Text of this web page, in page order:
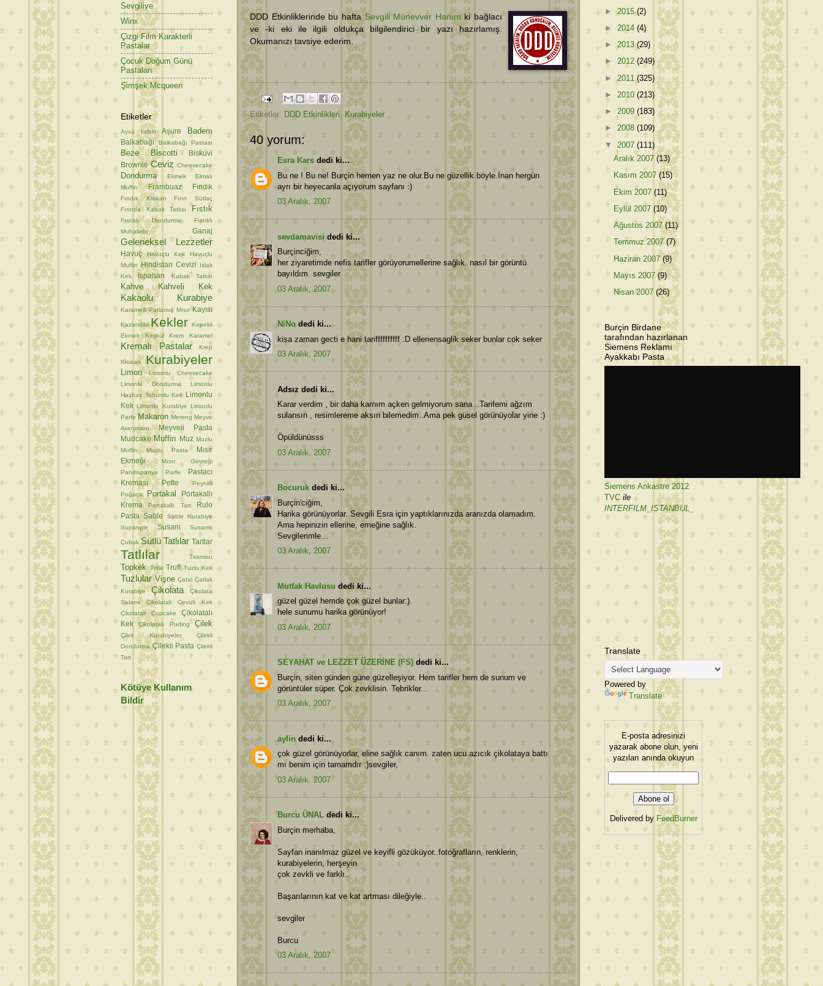
DDD Etkinliklerinde bu haftaSevgili Münevver Hanımki bağlacı
ve -ki eki ile ilgili oldukça bilgilendirici bir yazı hazırlamış.
Okumanızı tavsiye ederim.
Etiketler: DDD Etkinlikleri, Kurabiyeler
40 yorum:
Esra Kars dedi ki...
Bu ne ! Bu ne! Burçin hemen yaz ne olur.Bu ne güzellik böyle.İnan hergün
ayrı bir heyecanla açıyorum sayfanı :)
03 Aralık, 2007
sevdamavisidedi ki...
Burçinciğim,
her ziyaretimde nefis tarifler görüyorumellerine sağlık. nasıl bir görüntü
bayıldım. sevgiler
03 Aralık, 2007
NiNodedi ki...
kisa zaman gecti e hani tariffffffffff :D elleriensaglik seker bunlar cok seker
03 Aralık, 2007
Adsız dedi ki...
Karar verdim , bir daha karnım açken gelmiyorum sana...Tarifemi ağzım
sulansın , resimlereme aksın bilemedim..Ama pek güsel görünüyolar yine :)
Öpüldünüsss
03 Aralık, 2007
Bocuruk dedi ki...
Burçin'ciğim,
Harika görünüyorlar. Sevgili Esra için yaptıklarınızda aranızda olamadım.
Ama hepinizin ellerine, emeğine sağlık.
Sevgilerimle...
03 Aralık, 2007
Mutfak Havlusu dedi ki...
güzel güzel hemde çok güzel bunlar:)
hele sunumu harika görünüyor!
03 Aralık, 2007
SEYAHAT ve LEZZET ÜZERİNE (FS) dedi ki...
Burçin, siten günden güne güzelleşiyor. Hem tarifler hem de sunum ve
görüntüler süper. Çok zevklisin. Tebrikler...
03 Aralık, 2007
aylin dedi ki...
çok güzel görünüyorlar, eline sağlık canım. zaten ucu azıcık çikolataya battı
mı benim için tamamdır :)sevgiler,
03 Aralık, 2007
Burcu ÜNAL dedi ki...
Burçin merhaba,
Sayfan inanılmaz güzel ve keyifli gözüküyor..fotoğrafların, renklerin,
kurabiyelerin, herşeyin
çok zevkli ve farklı..
Başarılarının kat ve kat artması dileğiyle..
sevgiler
Burcu
03 Aralık, 2007
Sevgiliye
Winx
Çizgi Film Karakterli
Pastalar
Çocuk Doğum Günü
Pastaları
Şimşek Mcqueen
Etiketler
Ayva tatlısı Aşure Badem
Balkabağı Balkabağı Pastası
Beze Biscotti
Bisküvi
Brownie Ceviz Cheesecake
Dondurma Ekmek
Elmalı
Muffin
Frambuaz Fındık
Fındık Krokan
Fırın Sütlaç
Fırında Kabak Tatlısı
Fıstık
Fıstıklı Dondurma
Fıstıklı
Muhallebi
Ganaj
Geleneksel Lezzetler
Havuç Havuçlu Kek
Havuçlu
Muffin Hindistan Cevizi
Islak
Kek
Ispahan Kabak Tatlısı
Kahve Kahveli Kek
Kakaolu Kurabiye
Karamelli Patlamış Mısır Kayısı
Kazandibi Kekler Kepekli
Ekmek
Keşkül Krem Karamel
Kremalı Pastalar Krep
Krokan Kurabiyeler
Limon
Limonlu Cheesecake
Limonlu Dondurma
Limonlu
Haşhaş Tohumlu Kek
Limonlu
Kek Limonlu Kurabiye Limonlu
Parfe Makaron Mereng Meyve
Aranjmanı
Meyveli Pasta
Mudcake Muffin Muz Muzlu
Muffin
Muzlu Pasta
Mısır
Ekmeği
Mısır Gevreği
Pandispanya
Parfe
Pastacı
Kreması
Pelte
Peynirli
Poğaça
Portakal
Portakallı
Krema
Portakallı Tart
Rulo
Pasta Sable
Sable Kurabiye
Supangle
Susam Susamlı
Çubuk Sütlü Tatlılar Tartlar
Tatlılar Tiramisu
Topkek Trifle Truff Tuzlu Kek
Tuzlular Vişne Çatal Çatlak
Kurabiye
Çikolata
Çikolata
Salamı
Çikolatalı Cevizli Kek
Çikolatalı Cupcake
Çikolatalı
Kek
Çikolatalı Puding Çilek
Çilek Kurabiyeler
Çilekli
Dondurma Çilekli Pasta Çilekli
Tart
Kötüye Kullanım
Bildir
►2015(2)
► 2014 (4)
►2013(29)
► 2012 (249)
►2011(325)
► 2010 (213)
► 2009 (183)
► 2008 (109)
▼ 2007 (111)
Aralık 2007(13)
Kasım 2007(15)
Ekim 2007(11)
Eylül 2007(10)
Ağustos 2007(11)
Temmuz 2007(7)
Haziran 2007(9)
Mayıs 2007(9)
Nisan 2007(26)
Burçin Birdane
tarafından hazırlanan
Siemens Reklamı
Ayakkabı Pasta
Siemens Ankastre 2012
TVC ile
INTERFILM_ISTANBUL_
Translate
Powered by
Translate
E-posta adresinizi
yazarak abone olun, yeni
yazıları anında okuyun
Delivered by FeedBurner